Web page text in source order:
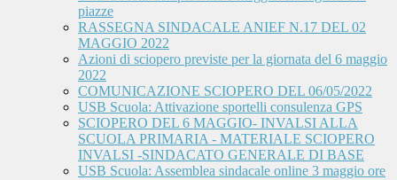
piazze
RASSEGNA SINDACALE ANIEF N.17 DEL 02
MAGGIO 2022
Azioni di sciopero previste per la giornata del 6 maggio
2022
COMUNICAZIONE SCIOPERO DEL 06/05/2022
USB Scuola: Attivazione sportelli consulenza GPS
SCIOPERO DEL 6 MAGGIO- INVALSI ALLA
SCUOLA PRIMARIA - MATERIALE SCIOPERO
INVALSI -SINDACATO GENERALE DI BASE
USB Scuola: Assemblea sindacale online 3 maggio ore